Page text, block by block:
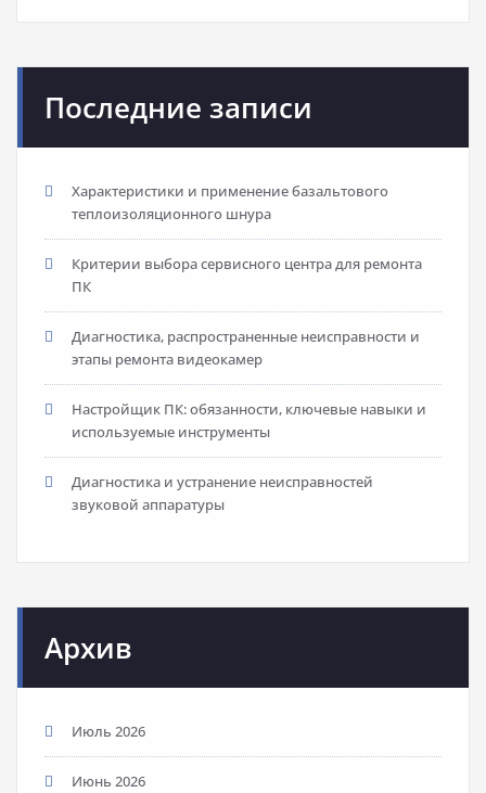
Последние записи
Характеристики и применение базальтового
теплоизоляционного шнура
Критерии выбора сервисного центра для ремонта
ПК
Диагностика, распространенные неисправности и
этапы ремонта видеокамер
Настройщик ПК: обязанности, ключевые навыки и
используемые инструменты
Диагностика и устранение неисправностей
звуковой аппаратуры
Архив
Июль 2026
Июнь 2026